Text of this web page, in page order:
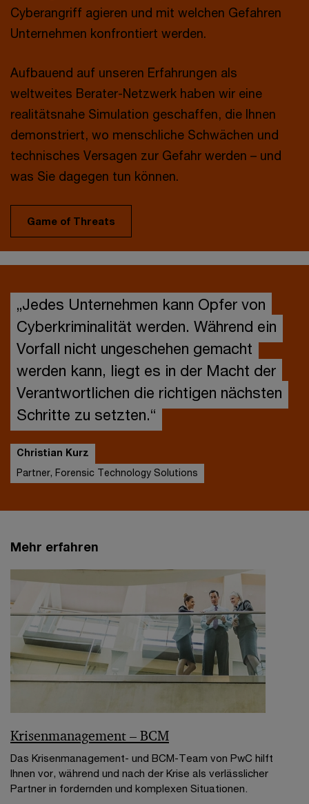
Cyberangriff agieren und mit welchen Gefahren
Unternehmen konfrontiert werden.
Aufbauend auf unseren Erfahrungen als
weltweites Berater-Netzwerk haben wir eine
realitätsnahe Simulation geschaffen, die Ihnen
demonstriert, wo menschliche Schwächen und
technisches Versagen zur Gefahr werden – und
was Sie dagegen tun können.
Game of Threats
„Jedes Unternehmen kann Opfer von
Cyberkriminalität werden. Während ein
Vorfall nicht ungeschehen gemacht
werden kann, liegt es in der Macht der
Verantwortlichen die richtigen nächsten
Schritte zu setzten.“
Christian Kurz
Partner, Forensic Technology Solutions
Mehr erfahren
Krisenmanagement – BCM
Das Krisenmanagement- und BCM-Team von PwC hilft
Ihnen vor, während und nach der Krise als verlässlicher
Partner in fordernden und komplexen Situationen.